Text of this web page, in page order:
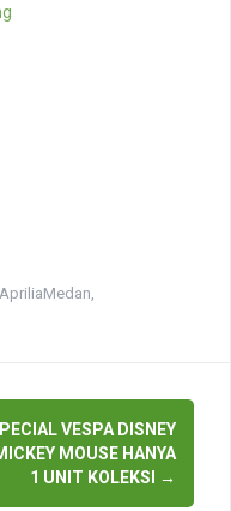
ApriliaMedan
VESPA DISNEY
MOUSE HANYA
1 UNIT KOLEKSI →